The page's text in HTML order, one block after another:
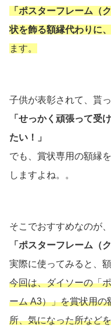
「 ポスターフレーム（
状を飾る額縁代わりに
ます。
子供が表彰されて、貰
「せっかく頑張って受
たい！」
でも、賞状専用の額縁
しますよね。。
そこでおすすめなのが、
「ポスターフレーム（
実際に使ってみると、
今回は、ダイソーの「
ーム A3）」を賞状用の
所、気になった所など